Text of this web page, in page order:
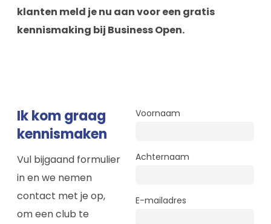
klanten meld je nu aan voor een gratis
kennismaking bij Business Open.
Ik kom graag
kennismaken
Vul bijgaand formulier
in en we nemen
contact met je op,
om een club te
Voornaam
Achternaam
E-mailadres